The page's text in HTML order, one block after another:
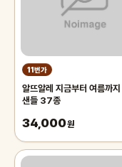
11번가
알뜨알레 지금부터 여름까
샌들 37종
34,000원